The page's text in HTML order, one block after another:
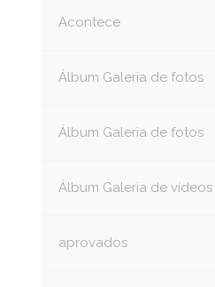
Acontece
Álbum Galeria de fotos
Álbum Galeria de fotos
Álbum Galeria de vídeos
aprovados